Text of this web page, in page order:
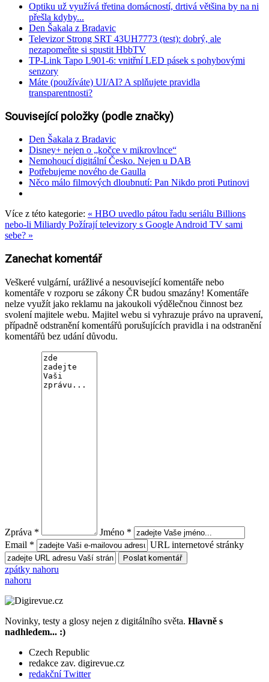
Optiku už využívá třetina domácností, drtivá většina by na ni
přešla kdyby...
Den Šakala z Bradavic
Televizor Strong SRT 43UH7773 (test): dobrý, ale
nezapomeňte si spustit HbbTV
TP-Link Tapo L901-6: vnitřní LED pásek s pohybovými
senzory
Máte (používáte) UI/AI? A splňujete pravidla
transparentnosti?
Související položky (podle značky)
Den Šakala z Bradavic
Disney+ nejen o „kočce v mikrovlnce“
Nemohoucí digitální Česko. Nejen u DAB
Potřebujeme nového de Gaulla
Něco málo filmových dloubnutí: Pan Nikdo proti Putinovi
Více z této kategorie: « HBO uvedlo pátou řadu seriálu Billions
nebo-li Miliardy Požírají televizory s Google Android TV sami
sebe? »
Zanechat komentář
Veškeré vulgární, urážlivé a nesouvisející komentáře nebo
komentáře v rozporu se zákony ČR budou smazány! Komentáře
nelze využít jako reklamu na jakoukoli výdělečnou činnost bez
svolení majitele webu. Majitel webu si vyhrazuje právo na upravení,
případně odstranění komentářů porušujících pravidla i na odstranění
komentářů bez udání důvodu.
Zpráva *
Jméno *
Email *
URL internetové stránky
zpátky nahoru
nahoru
Novinky, testy a glosy nejen z digitálního světa. Hlavně s
nadhledem... :)
Czech Republic
redakce zav. digirevue.cz
redakční Twitter